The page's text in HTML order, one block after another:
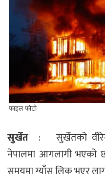
फाइल फोटो
सुर्खेत : सुर्खेतको
नेपालमा आगलागी भएको
समयमा ग्याँस लिक भएर